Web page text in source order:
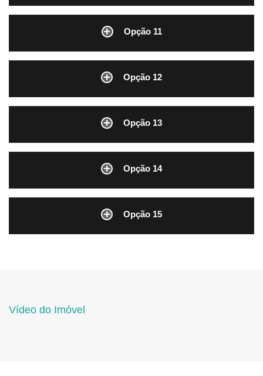
Opção 11
Opção 12
Opção 13
Opção 14
Opção 15
Vídeo do Imóvel